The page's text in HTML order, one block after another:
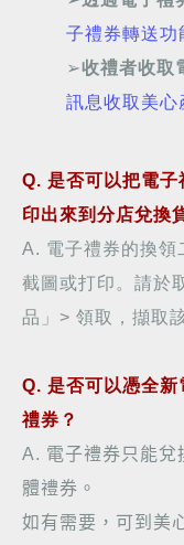
子禮券轉送功
➢收禮者收取
訊息收取美心
Q. 是否可以把電
印出來到分店兌換
A. 電子禮券的換領
截圖或打印。請於
品」> 領取，擷取
Q. 是否可以憑全
禮券？
A. 電子禮券只能兌
體禮券。
如有需要，可到美